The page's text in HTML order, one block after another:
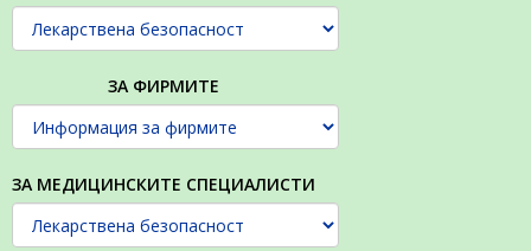
ЗА ФИРМИТЕ
ЗА МЕДИЦИНСКИТЕ СПЕЦИАЛИСТИ